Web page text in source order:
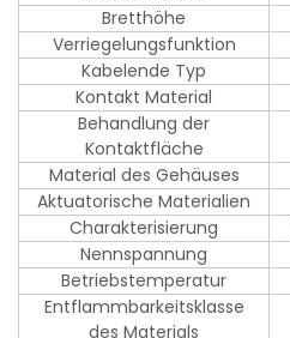
Bretthöhe
Verriegelungsfunktion
Kabelende Typ
Kontakt Material
Behandlung der
Kontaktfläche
Material des Gehäuses
Aktuatorische Materialien
Charakterisierung
Nennspannung
Betriebstemperatur
Entflammbarkeitsklasse
des Materials